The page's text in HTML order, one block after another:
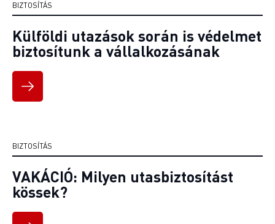
BIZTOSÍTÁS
Külföldi utazások során is védelmet
biztosítunk a vállalkozásának
BIZTOSÍTÁS
VAKÁCIÓ: Milyen utasbiztosítást
kössek?